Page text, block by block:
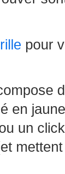
pour
en
un